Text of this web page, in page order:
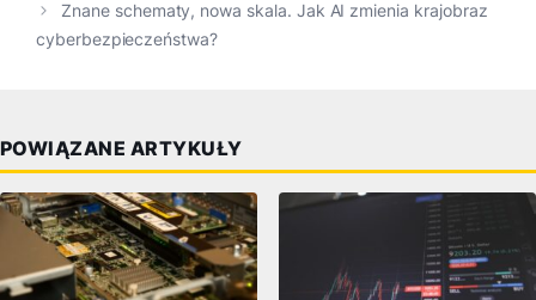
Znane schematy, nowa skala. Jak AI zmienia krajobraz
cyberbezpieczeństwa?
POWIĄZANE ARTYKUŁY